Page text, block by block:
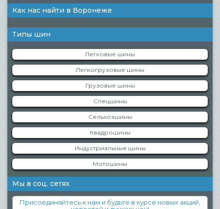
Как нас найти в Воронеже
Типы шин
Легковые шины
Легкогрузовые шины
Грузовые шины
Спецшины
Сельхозшины
Квадрошины
Индустриальные шины
Мотошины
Мы в соц. сетях
Присоединяйтесь к нам и будьте в курсе новых акций,